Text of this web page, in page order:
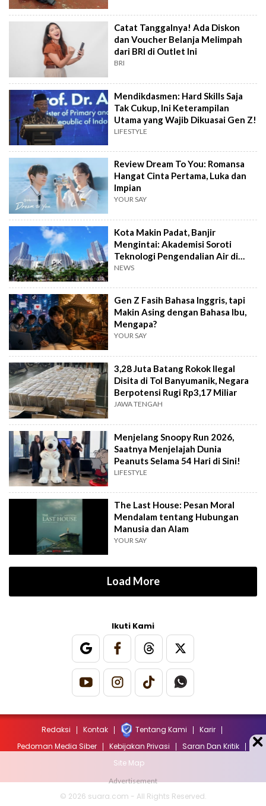
Catat Tanggalnya! Ada Diskon
dan Voucher Belanja Melimpah
dari BRI di Outlet Ini
BRI
Mendikdasmen: Hard Skills Saja
Tak Cukup, Ini Keterampilan
Utama yang Wajib Dikuasai Gen Z!
LIFESTYLE
Review Dream To You: Romansa
Hangat Cinta Pertama, Luka dan
Impian
YOUR SAY
Kota Makin Padat, Banjir
Mengintai: Akademisi Soroti
Teknologi Pengendalian Air di
PIK2
NEWS
Gen Z Fasih Bahasa Inggris, tapi
Makin Asing dengan Bahasa Ibu,
Mengapa?
YOUR SAY
3,28 Juta Batang Rokok Ilegal
Disita di Tol Banyumanik, Negara
Berpotensi Rugi Rp3,17 Miliar
JAWA TENGAH
Menjelang Snoopy Run 2026,
Saatnya Menjelajah Dunia
Peanuts Selama 54 Hari di Sini!
LIFESTYLE
The Last House: Pesan Moral
Mendalam tentang Hubungan
Manusia dan Alam
YOUR SAY
Load More
Ikuti Kami
Redaksi Kontak Tentang Kami
Karir
Pedoman Media Siber
Kebijakan Privasi
Saran Dan Kritik
Site Map
© 2026 suara.com - All Rights Reserved.